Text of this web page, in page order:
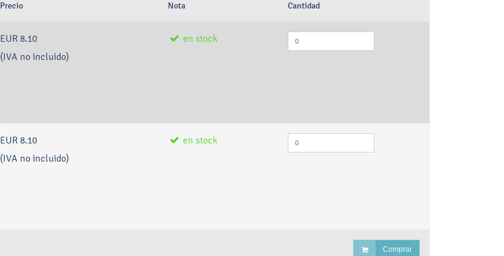
Precio Nota Cantidad
EUR 8.10
(IVA no incluido)
en stock
EUR 8.10
(IVA no incluido)
en stock
Comprar